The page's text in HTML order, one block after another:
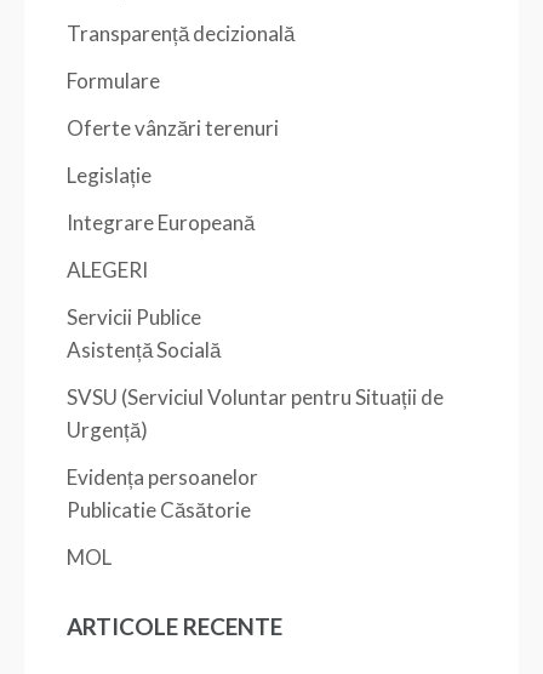
Transparență decizională
Formulare
Oferte vânzări terenuri
Legislație
Integrare Europeană
ALEGERI
Servicii Publice
Asistență Socială
SVSU (Serviciul Voluntar pentru Situații de
Urgență)
Evidența persoanelor
Publicatie Căsătorie
MOL
ARTICOLE RECENTE